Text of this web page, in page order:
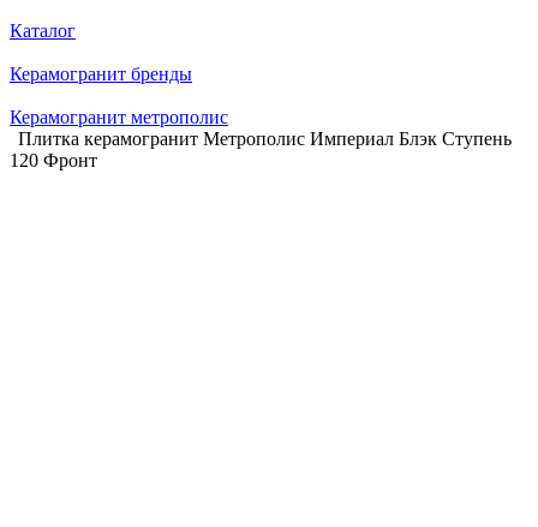
Каталог
Керамогранит бренды
Керамогранит метрополис
Плитка керамогранит Метрополис Империал Блэк Ступень
120 Фронт